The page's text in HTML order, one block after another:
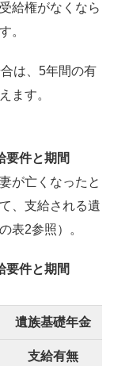
給権がなくなら
。
は、5年間の有
ます。
要件と期間
が亡くなったと
、支給される遺
表2参照）。
件と期間
遺族基礎年金
支給有無